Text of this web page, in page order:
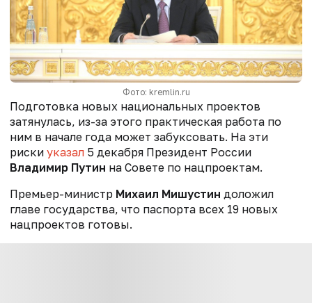
Фото: kremlin.ru
Подготовка новых национальных проектов
затянулась, из-за этого практическая работа по
ним в начале года может забуксовать. На эти
риски указал 5 декабря Президент России
Владимир Путин на Совете по нацпроектам.
Премьер-министр Михаил Мишустин доложил
главе государства, что паспорта всех 19 новых
нацпроектов готовы.